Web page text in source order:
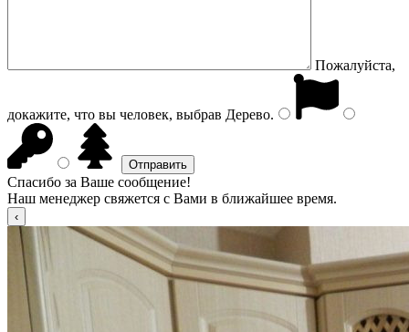
Пожалуйста,
докажите, что вы человек, выбрав Дерево.
Спасибо за Ваше сообщение!
Наш менеджер свяжется с Вами в ближайшее время.